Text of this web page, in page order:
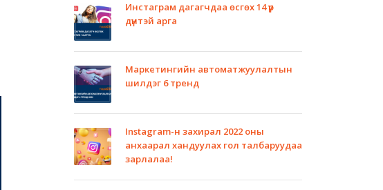
Инстаграм дагагчдаа өсгөх 14 үр
дүнтэй арга
Маркетингийн автоматжуулалтын
шилдэг 6 тренд
Instagram-н захирал 2022 оны
анхаарал хандуулах гол талбаруудаа
зарлалаа!